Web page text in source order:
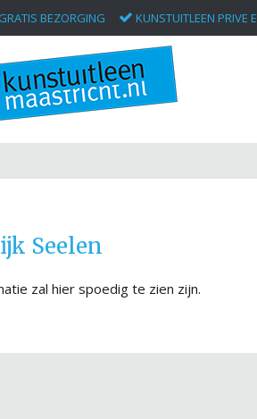
GRATIS BEZORGING KUNSTUITLEEN PRIVE
Seelen
zal hier spoedig te zien zijn.